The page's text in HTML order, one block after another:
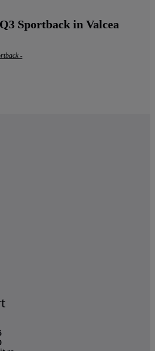
Sportback in Valcea
-